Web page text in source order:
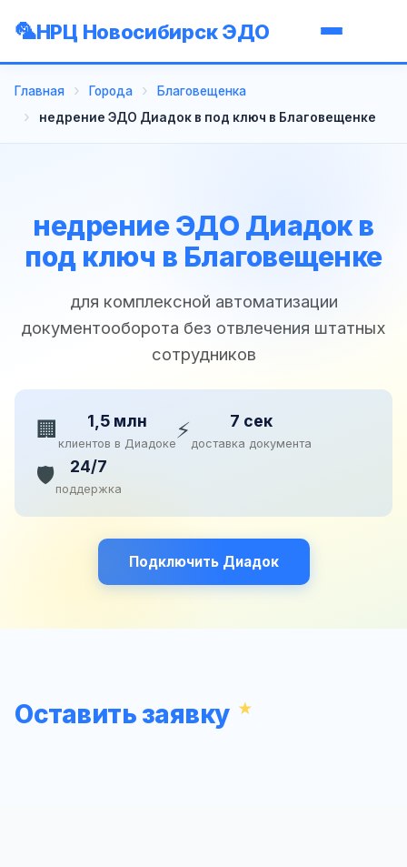
НРЦ Новосибирск ЭДО
Главная Города
Благовещенка
недрение ЭДО Диадок в под ключ в Благовещенке
недрение ЭДО Диадок в
под ключ в Благовещенке
для комплексной автоматизации
документооборота без отвлечения штатных
сотрудников
🏢 1,5 млн
клиентов в Диадоке⚡ 7 сек
доставка документа
🛡️ 24/7
поддержка
Подключить Диадок
Оставить заявку